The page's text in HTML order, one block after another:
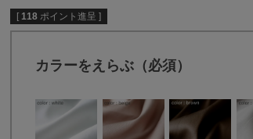
[ 118 ポイント進呈 ]
カラーをえらぶ（必須）